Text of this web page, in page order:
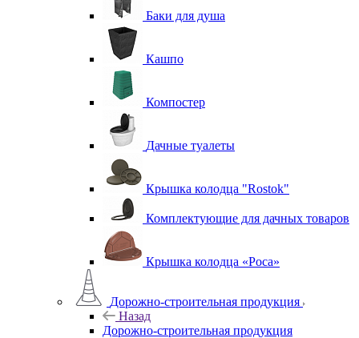
Баки для душа
Кашпо
Компостер
Дачные туалеты
Крышка колодца "Rostok"
Комплектующие для дачных товаров
Крышка колодца «Роса»
Дорожно-строительная продукция
Назад
Дорожно-строительная продукция